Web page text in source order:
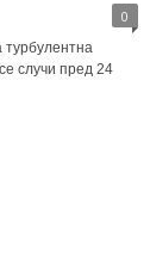
0
случи пред 24